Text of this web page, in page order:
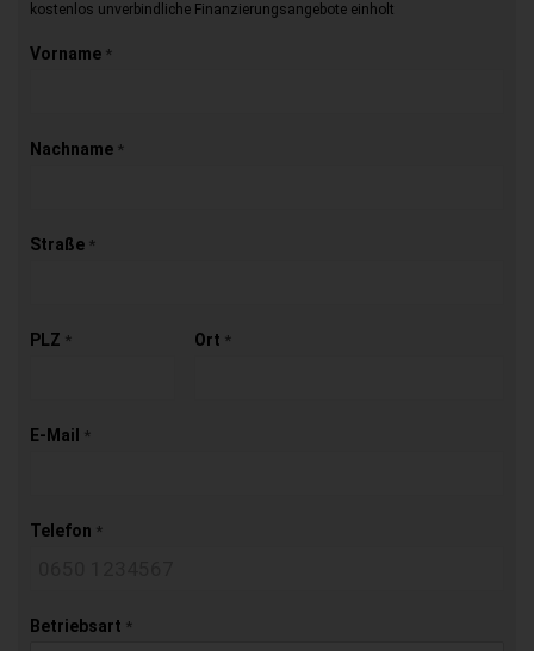
kostenlos unverbindliche Finanzierungsangebote einholt
Vorname *
Nachname *
Straße *
PLZ * Ort *
E-Mail *
Telefon *
Betriebsart *